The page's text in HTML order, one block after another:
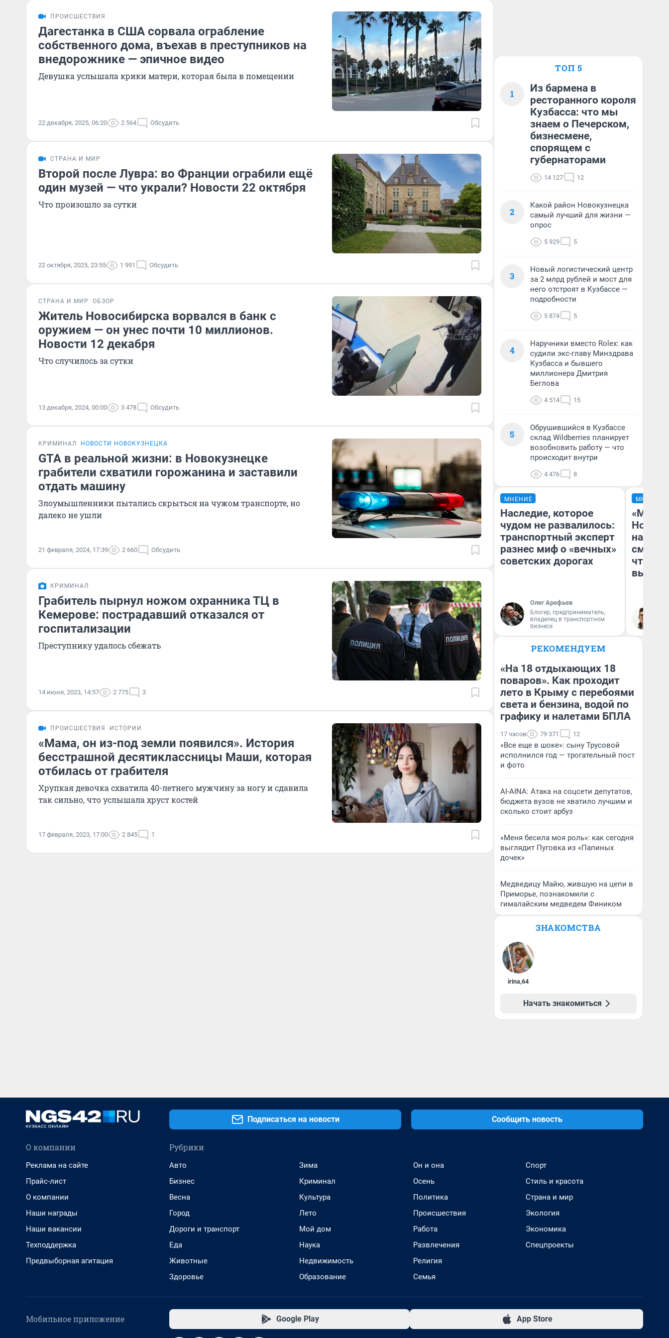
ПРОИСШЕСТВИЯ
Дагестанка в США сорвала ограбление
собственного дома, въехав в преступников на
внедорожнике — эпичное видео
Девушка услышала крики матери, которая была в помещении
22 декабря, 2025, 06:20 2 564 Обсудить
СТРАНА И МИР
Второй после Лувра: во Франции ограбили ещё
один музей — что украли? Новости 22 октября
Что произошло за сутки
22 октября, 2025, 23:55 1 991 Обсудить
СТРАНА И МИР ОБЗОР
Житель Новосибирска ворвался в банк с
оружием — он унес почти 10 миллионов.
Новости 12 декабря
Что случилось за сутки
13 декабря, 2024, 00:00 3 478 Обсудить
КРИМИНАЛ НОВОСТИ НОВОКУЗНЕЦКА
GTA в реальной жизни: в Новокузнецке
грабители схватили горожанина и заставили
отдать машину
Злоумышленники пытались скрыться на чужом транспорте, но
далеко не ушли
21 февраля, 2024, 17:39 2 660 Обсудить
КРИМИНАЛ
Грабитель пырнул ножом охранника ТЦ в
Кемерове: пострадавший отказался от
госпитализации
Преступнику удалось сбежать
14 июня, 2023, 14:57 2 775 3
ПРОИСШЕСТВИЯ ИСТОРИИ
«Мама, он из-под земли появился». История
бесстрашной десятиклассницы Маши, которая
отбилась от грабителя
Хрупкая девочка схватила 40-летнего мужчину за ногу и сдавила
так сильно, что услышала хруст костей
17 февраля, 2023, 17:00 2 845 1
ТОП 5
1
Из бармена в
ресторанного короля
Кузбасса: что мы
знаем о Печерском,
бизнесмене,
спорящем с
губернаторами
14 127 12
2
Какой район Новокузнецка
самый лучший для жизни —
опрос
5 929 5
3
Новый логистический центр
за 2 млрд рублей и мост для
него отстроят в Кузбассе —
подробности
5 874 5
4
Наручники вместо Rolex: как
судили экс-главу Минздрава
Кузбасса и бывшего
миллионера Дмитрия
Беглова
4 514 15
5
Обрушившийся в Кузбассе
склад Wildberries планирует
возобновить работу — что
происходит внутри
4 476 8
МНЕНИЕ
Наследие, которое
чудом не развалилось:
транспортный эксперт
разнес миф о «вечных»
советских дорогах
Олег Арефьев
Блогер, предприниматель,
владелец в транспортном
бизнесе
МНЕНИЕ
«Мы
чтобы
РЕКОМЕНДУЕМ
«На 18 отдыхающих 18
поваров». Как проходит
лето в Крыму с перебоями
света и бензина, водой по
графику и налетами БПЛА
17 часов 79 371 12
«Все еще в шоке»: сыну Трусовой
исполнился год — трогательный пост
и фото
AI-AINA: Атака на соцсети депутатов,
бюджета вузов не хватило лучшим и
сколько стоит арбуз
«Меня бесила моя роль»: как сегодня
выглядит Пуговка из «Папиных
дочек»
Медведицу Майю, жившую на цепи в
Приморье, познакомили с
гималайским медведем Фиником
ЗНАКОМСТВА
irina,64
Начать знакомиться
Подписаться на новости Сообщить новость
О компании
Реклама на сайте
Прайс-лист
О компании
Наши награды
Наши вакансии
Техподдержка
Предвыборная агитация
Рубрики
Авто
Бизнес
Весна
Город
Дороги и транспорт
Еда
Животные
Здоровье
Зима
Криминал
Культура
Лето
Мой дом
Наука
Недвижимость
Образование
Он и она
Осень
Политика
Происшествия
Работа
Развлечения
Религия
Семья
Спорт
Стиль и красота
Страна и мир
Экология
Экономика
Спецпроекты
Мобильное приложение Google Play App Store